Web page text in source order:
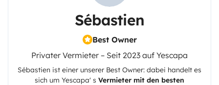
Sébastien
Best Owner
Privater Vermieter – Seit 2023 auf Yescapa
Sébastien ist einer unserer Best Owner: dabei handelt es
sich um Yescapa' s Vermieter mit den besten